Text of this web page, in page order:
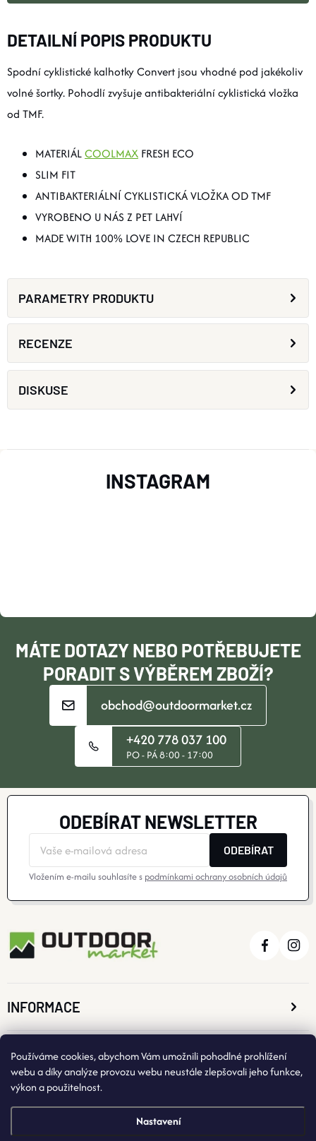
Používáme cookies, abychom Vám umožnili pohodlné prohlížení
webu a díky analýze provozu webu neustále zlepšovali jeho funkce,
výkon a použitelnost.
Nastavení
DETAILNÍ POPIS PRODUKTU
Spodní cyklistické kalhotky Convert jsou vhodné pod jakékoliv
volné šortky. Pohodlí zvyšuje antibakteriální cyklistická vložka
od TMF.
MATERIÁLCOOLMAX FRESH ECO
SLIM FIT
ANTIBAKTERIÁLNÍ CYKLISTICKÁ VLOŽKA OD TMF
VYROBENO U NÁS Z PET LAHVÍ
MADE WITH 100% LOVE IN CZECH REPUBLIC
PARAMETRY PRODUKTU
RECENZE
DISKUSE
T
MÁTE DOTAZY NEBO POTŘEBUJETE
PORADIT S VÝBĚREM ZBOŽÍ?
obchod@outdoormarket.cz
+420 778 037 100
PO - PÁ 8:00 - 17:00
INSTAGRAM
ODEBÍRAT NEWSLETTER
ODEBÍRAT
Vložením e-mailu souhlasíte s podmínkami ochrany osobních údajů
INFORMACE
O NÁKUPU